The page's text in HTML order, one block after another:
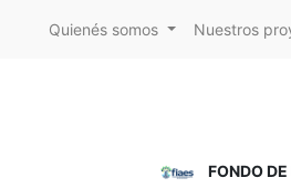
Quienés somos Nuestros
FONDO